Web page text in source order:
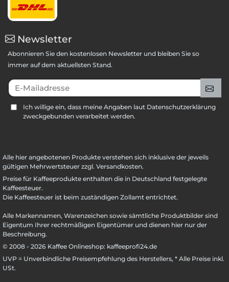
Newsletter
Abonnieren Sie den kostenlosen Newsletter und bleiben Sie so
immer auf dem aktuellsten Stand.
E-Mailadresse
Ich willige ein, dass meine Angaben laut Datenschutzerklärung
zweckgebunden verarbeitet werden.
Alle hier angebotenen Produkte verstehen sich inklusive der jeweils
gültigen Mehrwertsteuer zzgl. Versandkosten.
Preise für Kaffeeprodukte enthalten die in Deutschland festgelegte
Kaffeesteuer.
Die Kaffeesteuer ist beim zuständigen Zollamt entrichtet.
Alle Markennamen, Warenzeichen sowie sämtliche Produktbilder sind
Eigentum Ihrer rechtmäßigen Eigentümer und dienen hier nur der
Beschreibung.
© 2008 - 2026 Kaffee Onlineshop: kaffeeprofi24.de
UVP = Unverbindliche Preisempfehlung des Herstellers, * Alle Preise inkl.
USt.